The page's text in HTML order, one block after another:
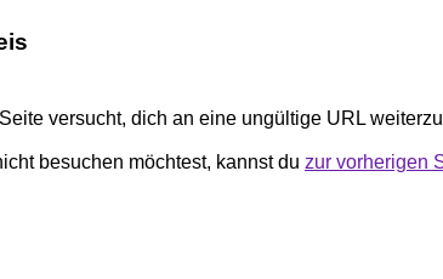
versucht, dich an eine ungültige URL
besuchen möchtest, kannst du zur vorherigen